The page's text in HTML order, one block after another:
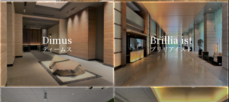
Dimus
ディームス
Brillia ist
ブリリアイスト